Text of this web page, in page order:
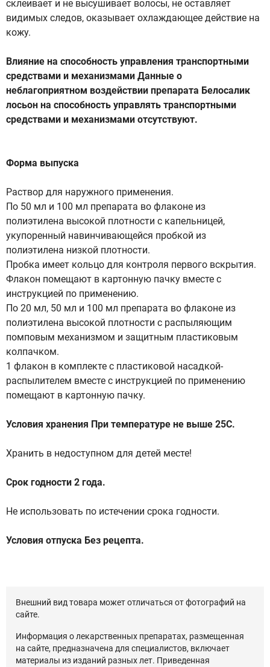
склеивает и не высушивает волосы, не оставляет
видимых следов, оказывает охлаждающее действие на
кожу.
Влияние на способность управления транспортными
средствами и механизмами Данные о
неблагоприятном воздействии препарата Белосалик
лосьон на способность управлять транспортными
средствами и механизмами отсутствуют.
Форма выпуска
Раствор для наружного применения.
По 50 мл и 100 мл препарата во флаконе из
полиэтилена высокой плотности с капельницей,
укупоренный навинчивающейся пробкой из
полиэтилена низкой плотности.
Пробка имеет кольцо для контроля первого вскрытия.
Флакон помещают в картонную пачку вместе с
инструкцией по применению.
По 20 мл, 50 мл и 100 мл препарата во флаконе из
полиэтилена высокой плотности с распыляющим
помповым механизмом и защитным пластиковым
колпачком.
1 флакон в комплекте с пластиковой насадкой-
распылителем вместе с инструкцией по применению
помещают в картонную пачку.
Условия хранения При температуре не выше 25С.
Хранить в недоступном для детей месте!
Срок годности 2 года.
Не использовать по истечении срока годности.
Условия отпуска Без рецепта.
Внешний вид товара может отличаться от фотографий на
сайте.
Информация о лекарственных препаратах, размещенная
на сайте, предназначена для специалистов, включает
материалы из изданий разных лет. Приведенная